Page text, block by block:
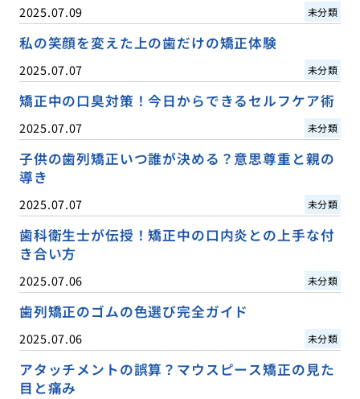
2025.07.09 未分類
私の笑顔を変えた上の歯だけの矯正体験
2025.07.07 未分類
矯正中の口臭対策！今日からできるセルフケア術
2025.07.07 未分類
子供の歯列矯正いつ誰が決める？意思尊重と親の
導き
2025.07.07 未分類
歯科衛生士が伝授！矯正中の口内炎との上手な付
き合い方
2025.07.06 未分類
歯列矯正のゴムの色選び完全ガイド
2025.07.06 未分類
アタッチメントの誤算？マウスピース矯正の見た
目と痛み